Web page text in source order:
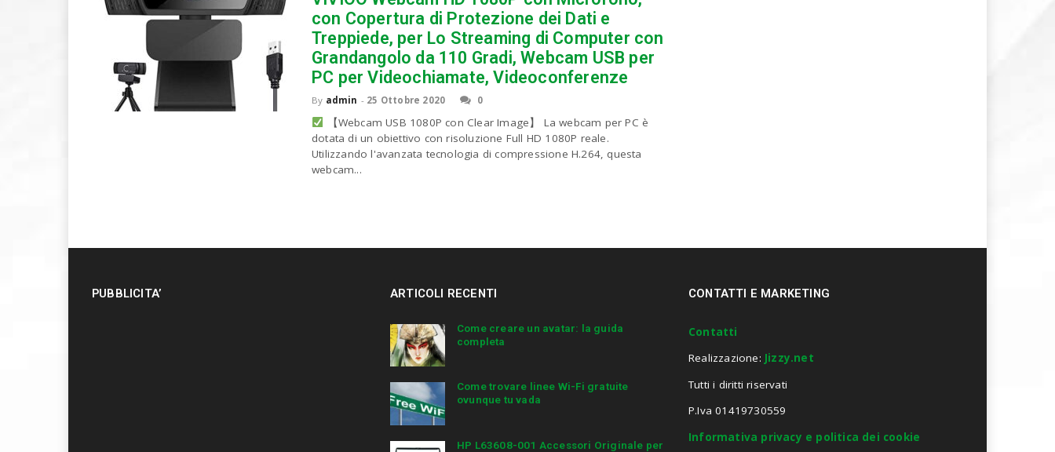
con Copertura di Protezione dei Dati e
Treppiede, per Lo Streaming di Computer con
Grandangolo da 110 Gradi, Webcam USB per
PC per Videochiamate, Videoconferenze
By admin - 25 Ottobre 2020 0
【Webcam USB 1080P con Clear Image】 La webcam per PC è
dotata di un obiettivo con risoluzione Full HD 1080P reale.
Utilizzando l'avanzata tecnologia di compressione H.264, questa
webcam...
PUBBLICITA’ ARTICOLI RECENTI
Come creare un avatar: la guida
completa
Come trovare linee Wi-Fi gratuite
ovunque tu vada
HP L63608-001 Accessori Originale per
CONTATTI E MARKETING
Contatti
Realizzazione: Jizzy.net
Tutti i diritti riservati
P.Iva 01419730559
Informativa privacy e politica dei cookie